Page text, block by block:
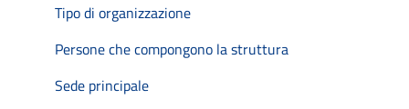
Tipo di organizzazione
Persone che compongono la struttura
Sede principale